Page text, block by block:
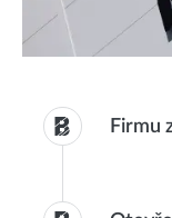
Firmu